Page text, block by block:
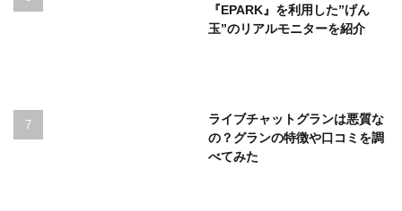
『EPARK』を利用した”げん
玉”のリアルモニターを紹介
ライブチャットグランは悪質な
の？グランの特徴や口コミを調
べてみた